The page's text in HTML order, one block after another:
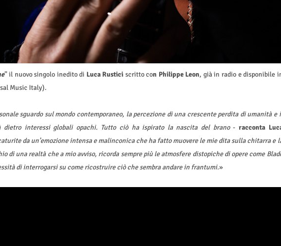
” il nuovo singolo inedito di Luca Rustici scritto con Philippe Leon, già in radio e disponibile
Music Italy).
sguardo sul mondo contemporaneo, la percezione di una crescente perdita di umanità e
dietro interessi globali opachi. Tutto ciò ha ispirato la nascita del brano- racconta
da un’emozione intensa e malinconica che ha fatto muovere le mie dita sulla chitarra e
di una realtà che a mio avviso, ricorda sempre più le atmosfere distopiche di opere come
di interrogarsi su come ricostruire ciò che sembra andare in frantumi.»